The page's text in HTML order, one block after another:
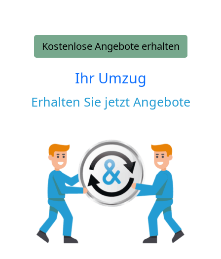
Kostenlose Angebote erhalten
Ihr Umzug
Erhalten Sie jetzt Angebote